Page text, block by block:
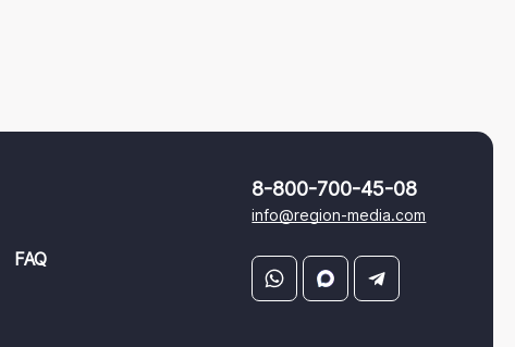
8-800-700-45-08
info@region-media.com
FAQ